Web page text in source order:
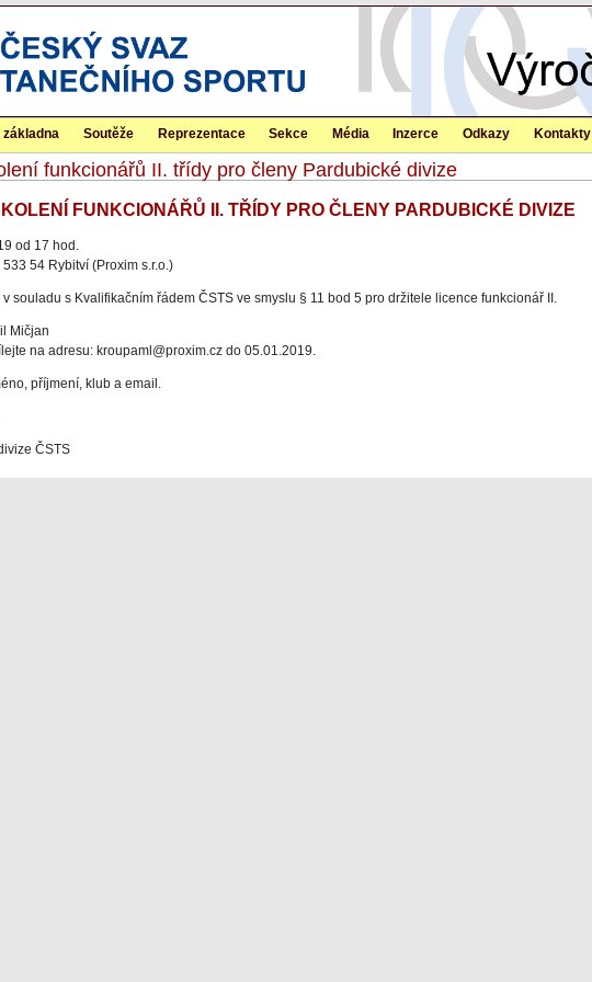
Soutěže Reprezentace Sekce Média Inzerce Odkazy Kontakty
funkcionářů II. třídy pro členy Pardubické divize
FUNKCIONÁŘŮ II. TŘÍDY PRO ČLENY PARDUBICKÉ DIVIZE
od 17 hod.
54 Rybitví (Proxim s.r.o.)
souladu s Kvalifikačním řádem ČSTS ve smyslu § 11 bod 5 pro držitele licence funkcionář II.
Mičjan
na adresu: kroupaml@proxim.cz do 05.01.2019.
příjmení, klub a email.
ČSTS